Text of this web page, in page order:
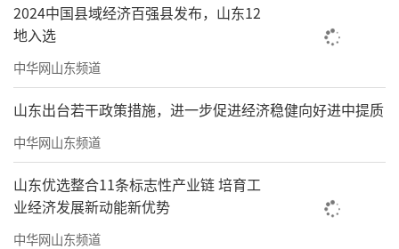
2024中国县域经济百强县发布，山东12
地入选
中华网山东频道
山东出台若干政策措施，进一步促进经济稳健向好进中提质
中华网山东频道
山东优选整合11条标志性产业链 培育工
业经济发展新动能新优势
中华网山东频道